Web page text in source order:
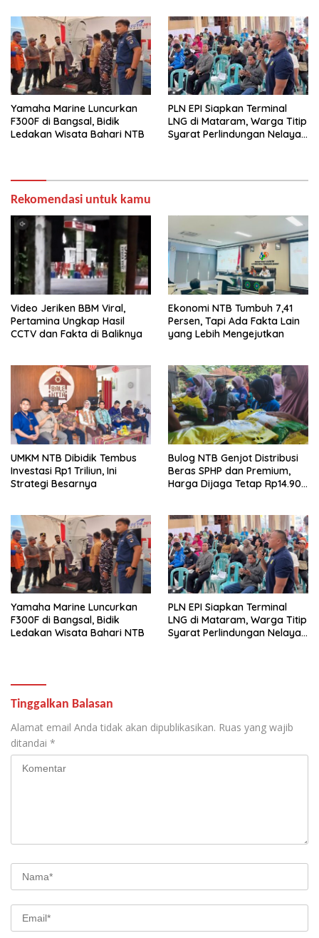
Yamaha Marine Luncurkan
F300F di Bangsal, Bidik
Ledakan Wisata Bahari NTB
PLN EPI Siapkan Terminal
LNG di Mataram, Warga Titip
Syarat Perlindungan Nelayan
Rekomendasi untuk kamu
Video Jeriken BBM Viral,
Pertamina Ungkap Hasil
CCTV dan Fakta di Baliknya
Ekonomi NTB Tumbuh 7,41
Persen, Tapi Ada Fakta Lain
yang Lebih Mengejutkan
UMKM NTB Dibidik Tembus
Investasi Rp1 Triliun, Ini
Strategi Besarnya
Bulog NTB Genjot Distribusi
Beras SPHP dan Premium,
Harga Dijaga Tetap Rp14.900
Yamaha Marine Luncurkan
F300F di Bangsal, Bidik
Ledakan Wisata Bahari NTB
PLN EPI Siapkan Terminal
LNG di Mataram, Warga Titip
Syarat Perlindungan Nelayan
Tinggalkan Balasan
Alamat email Anda tidak akan dipublikasikan. Ruas yang wajib
ditandai *